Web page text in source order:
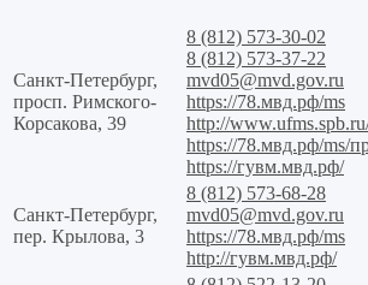
Санкт-Петербург,
просп. Римского-
Корсакова, 39
8 (812) 573-30-02
8 (812) 573-37-22
mvd05@mvd.gov.ru
https://78.мвд.рф/ms
http://
https://78.мвд.рф/ms/
https://гувм.мвд.рф/
Санкт-Петербург,
пер. Крылова, 3
8 (812) 573-68-28
mvd05@mvd.gov.ru
https://78.мвд.рф/ms
http://гувм.мвд.рф/